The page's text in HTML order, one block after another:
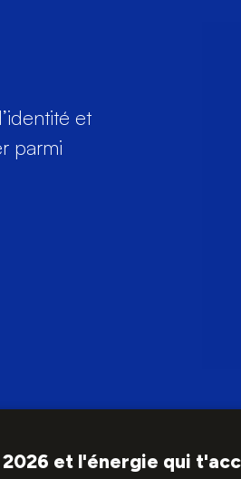
et
parmi